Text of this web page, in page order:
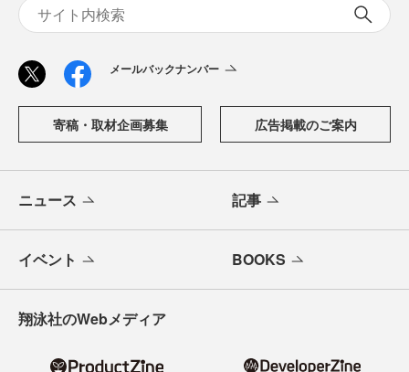
メールバックナンバー
寄稿・取材企画募集 広告掲載のご案内
ニュース 記事
イベント BOOKS
翔泳社のWebメディア